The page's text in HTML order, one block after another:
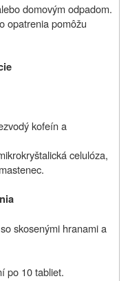
domovým odpadom.
opatrenia pomôžu
kofeín a
celulóza,
skosenými hranami a
po 10 tabliet.